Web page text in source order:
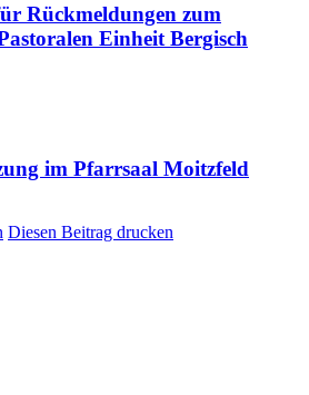
Rückmeldungen zum
Einheit Bergisch
im Pfarrsaal Moitzfeld
Diesen Beitrag drucken